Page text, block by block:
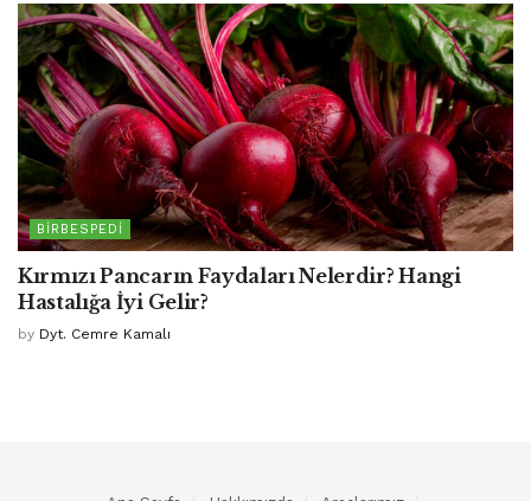
BIRBESPEDI
Kırmızı Pancarın Faydaları Nelerdir? Hangi
Hastalığa İyi Gelir?
by Dyt. Cemre Kamalı